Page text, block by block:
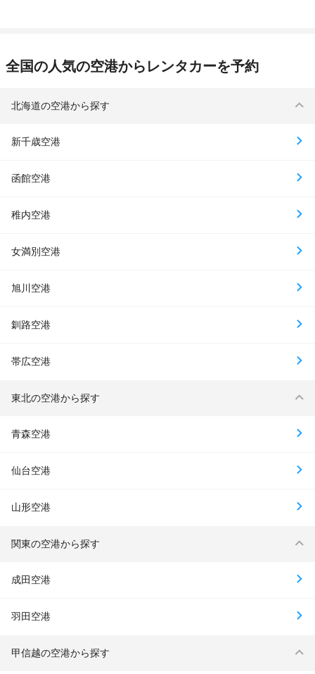
全国の人気の空港からレンタカーを予約
北海道の空港から探す
新千歳空港
函館空港
稚内空港
女満別空港
旭川空港
釧路空港
帯広空港
東北の空港から探す
青森空港
仙台空港
山形空港
関東の空港から探す
成田空港
羽田空港
甲信越の空港から探す